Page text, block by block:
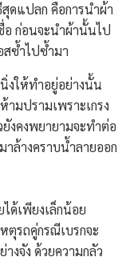
ดแปลก คือการนำผ้า
ก่อนจะนำผ้านั้นไป
ซ้ำไปซ้ำมา
งให้ทำอยู่อย่างนั้น
มปรามเพราะเกรง
งคงพยายามจะทำต่อ
ล้างคราบน้ำลายออก
ด้เพียงเล็กน้อย
ตุรถคู่กรณีเบรกจะ
งจัง ด้วยความกลัว